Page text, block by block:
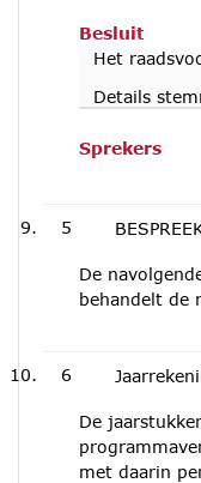
Besluit
Het
Details
Sprekers
5
De
behandelt de
6
De
met daarin